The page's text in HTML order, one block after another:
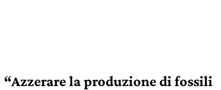
“Azzerare la produzione di fossili